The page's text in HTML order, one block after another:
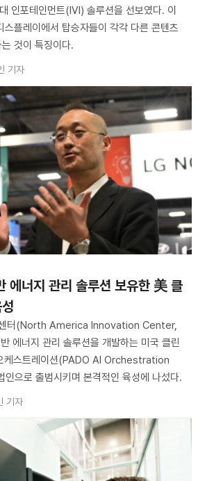
인포테인먼트(IVI) 솔루션을 선보였다. 이
플레이에서 탑승자들이 각각 다른 콘텐츠
것이 특징이다.
기자
에너지 관리 솔루션 보유한 美 클
센터(North America Innovation Center,
에너지 관리 솔루션을 개발하는 미국 클린
케스트레이션(PADO AI Orchestration
인으로 출범시키며 본격적인 육성에 나섰다.
기자